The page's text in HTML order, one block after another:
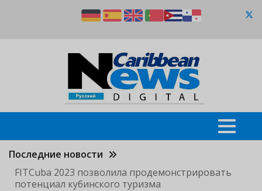
Последние новости
FITCuba 2023 позволила продемонстрировать
потенциал кубинского туризма